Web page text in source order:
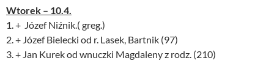
Wtorek – 10.4.
1. + Józef Niźnik.( greg.)
2. + Józef Bielecki od r. Lasek, Bartnik (97)
3. + Jan Kurek od wnuczki Magdaleny z rodz. (210)